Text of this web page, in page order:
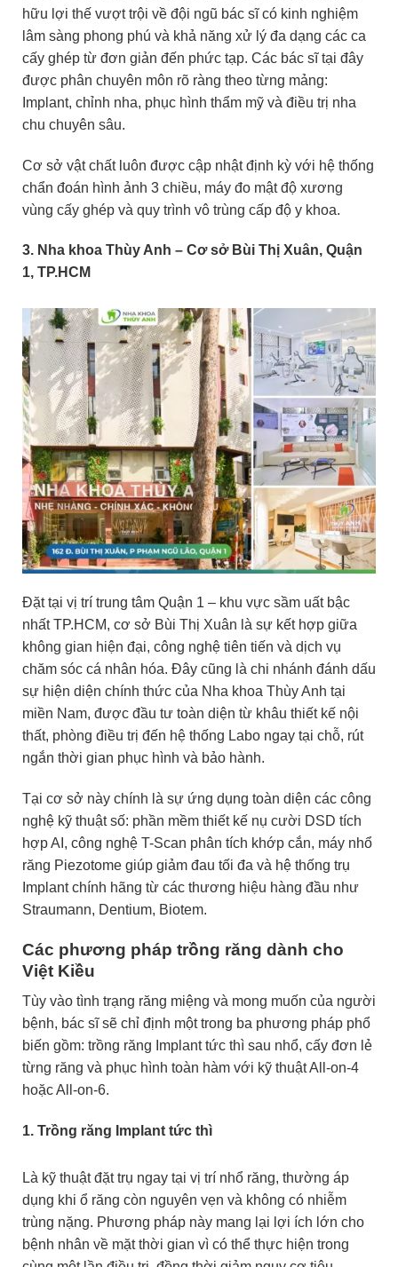
hữu lợi thế vượt trội về đội ngũ bác sĩ có kinh nghiệm
lâm sàng phong phú và khả năng xử lý đa dạng các ca
cấy ghép từ đơn giản đến phức tạp. Các bác sĩ tại đây
được phân chuyên môn rõ ràng theo từng mảng:
Implant, chỉnh nha, phục hình thẩm mỹ và điều trị nha
chu chuyên sâu.
Cơ sở vật chất luôn được cập nhật định kỳ với hệ thống
chẩn đoán hình ảnh 3 chiều, máy đo mật độ xương
vùng cấy ghép và quy trình vô trùng cấp độ y khoa.
3. Nha khoa Thùy Anh – Cơ sở Bùi Thị Xuân, Quận
1, TP.HCM
Đặt tại vị trí trung tâm Quận 1 – khu vực sầm uất bậc
nhất TP.HCM, cơ sở Bùi Thị Xuân là sự kết hợp giữa
không gian hiện đại, công nghệ tiên tiến và dịch vụ
chăm sóc cá nhân hóa. Đây cũng là chi nhánh đánh dấu
sự hiện diện chính thức của Nha khoa Thùy Anh tại
miền Nam, được đầu tư toàn diện từ khâu thiết kế nội
thất, phòng điều trị đến hệ thống Labo ngay tại chỗ, rút
ngắn thời gian phục hình và bảo hành.
Tại cơ sở này chính là sự ứng dụng toàn diện các công
nghệ kỹ thuật số: phần mềm thiết kế nụ cười DSD tích
hợp AI, công nghệ T-Scan phân tích khớp cắn, máy nhổ
răng Piezotome giúp giảm đau tối đa và hệ thống trụ
Implant chính hãng từ các thương hiệu hàng đầu như
Straumann, Dentium, Biotem.
Các phương pháp trồng răng dành cho
Việt Kiều
Tùy vào tình trạng răng miệng và mong muốn của người
bệnh, bác sĩ sẽ chỉ định một trong ba phương pháp phổ
biến gồm: trồng răng Implant tức thì sau nhổ, cấy đơn lẻ
từng răng và phục hình toàn hàm với kỹ thuật All-on-4
hoặc All-on-6.
1. Trồng răng Implant tức thì
Là kỹ thuật đặt trụ ngay tại vị trí nhổ răng, thường áp
dụng khi ổ răng còn nguyên vẹn và không có nhiễm
trùng nặng. Phương pháp này mang lại lợi ích lớn cho
bệnh nhân về mặt thời gian vì có thể thực hiện trong